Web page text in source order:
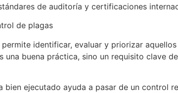
de auditoría y certificaciones
de plagas
identificar, evaluar y priorizar
buena práctica, sino un requisito clave
bien ejecutado ayuda a pasar de un control